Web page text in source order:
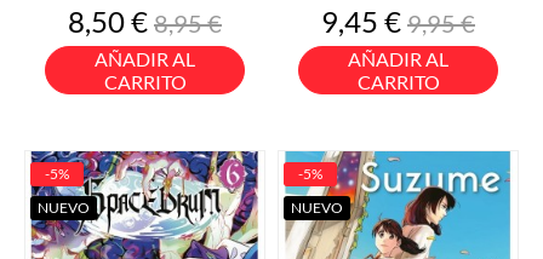
Precio
8,50 €Precio
base
8,95 €
AÑADIR AL
CARRITO
Precio
9,45 €Precio
base
9,95 €
AÑADIR AL
CARRITO
-5%
NUEVO
-5%
NUEVO